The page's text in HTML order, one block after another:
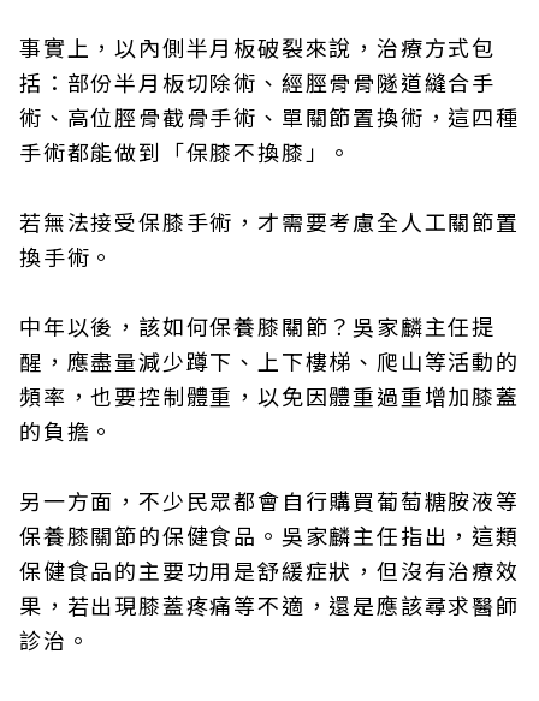
事實上，以內側半月板破裂來說，治療方式包
括：部份半月板切除術、經脛骨骨隧道縫合手
術、高位脛骨截骨手術、單關節置換術，這四種
手術都能做到「保膝不換膝」。
若無法接受保膝手術，才需要考慮全人工關節置
換手術。
中年以後，該如何保養膝關節？吳家麟主任提
醒，應盡量減少蹲下、上下樓梯、爬山等活動的
頻率，也要控制體重，以免因體重過重增加膝蓋
的負擔。
另一方面，不少民眾都會自行購買葡萄糖胺液等
保養膝關節的保健食品。吳家麟主任指出，這類
保健食品的主要功用是舒緩症狀，但沒有治療效
果，若出現膝蓋疼痛等不適，還是應該尋求醫師
診治。